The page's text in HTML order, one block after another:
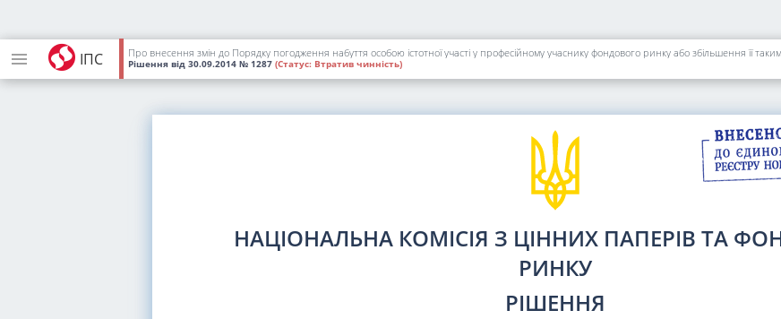
ІПС Рішення від 30.09.2014 № 1287 (Статус: Втратив чинність)
НАЦІОНАЛЬНА КОМІСІЯ З ЦІННИХ ПАПЕРІВ ТА
РИНКУ
РІШЕННЯ